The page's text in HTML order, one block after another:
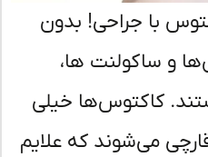
با جراحی! بدون
ساکولنت ها،
کاکتوس‌ها خیلی
می‌شوند که علایم